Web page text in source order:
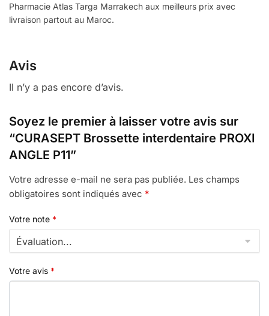
Pharmacie Atlas Targa Marrakech aux meilleurs prix avec
livraison partout au Maroc.
Avis
Il n’y a pas encore d’avis.
Soyez le premier à laisser votre avis sur
“CURASEPT Brossette interdentaire PROXI
ANGLE P11”
Votre adresse e-mail ne sera pas publiée. Les champs
obligatoires sont indiqués avec *
Votre note *
Votre avis *